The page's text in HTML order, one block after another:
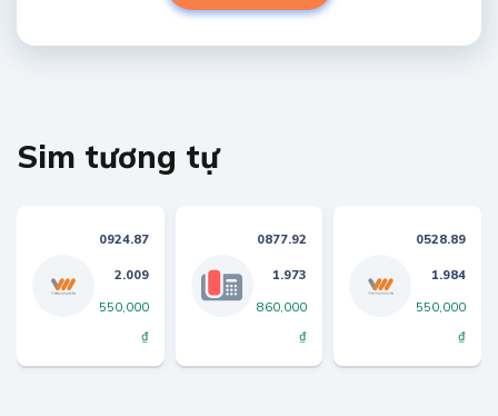
Sim tương tự
0924.87
2.009
550,000
₫
0877.92
1.973
860,000
₫
0528.89
1.984
550,000
₫